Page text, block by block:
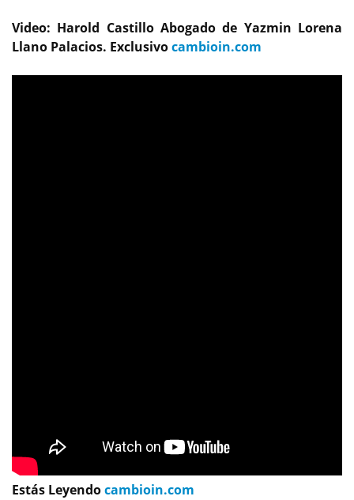
Video: Harold Castillo Abogado de Yazmin Lorena
Llano Palacios. Exclusivocambioin.com
Estás Leyendocambioin.com